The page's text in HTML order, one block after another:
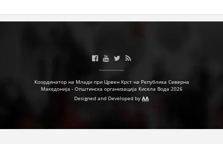
Координатор на Млади при Црвен Крст на Република Северна
Македонија - Општинска организација Кисела Вода 2026
Designed and Developed by AA